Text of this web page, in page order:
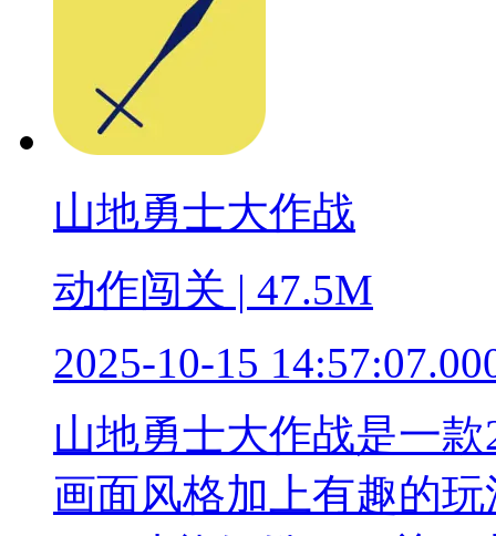
山地勇士大作战
动作闯关 | 47.5M
2025-10-15
山地勇士大作战是一
画面风格加上有趣的